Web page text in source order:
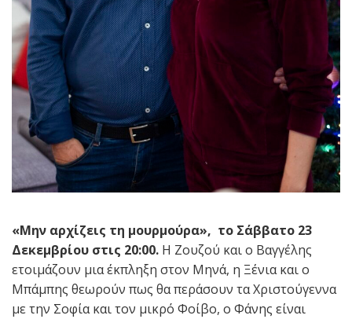
«Μην αρχίζεις τη μουρμούρα», το Σάββατο 23
Δεκεμβρίου στις 20:00. Η Ζουζού και ο Βαγγέλης
ετοιμάζουν μια έκπληξη στον Μηνά, η Ξένια και ο
Μπάμπης θεωρούν πως θα περάσουν τα Χριστούγεννα
με την Σοφία και τον μικρό Φοίβο, ο Φάνης είναι